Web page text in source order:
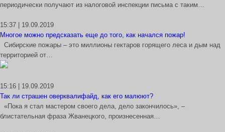
периодически получают из налоговой инспекции письма с таким…
15:37 | 19.09.2019
Многое можно предсказать еще до того, как начался пожар!
Сибирские пожары – это миллионы гектаров горящего леса и дым над
территорией от…
15:16 | 19.09.2019
Так ли страшен оверквалифайд, как его малюют?
«Пока я стал мастером своего дела, дело закончилось», –
блистательная фраза Жванецкого, произнесенная…